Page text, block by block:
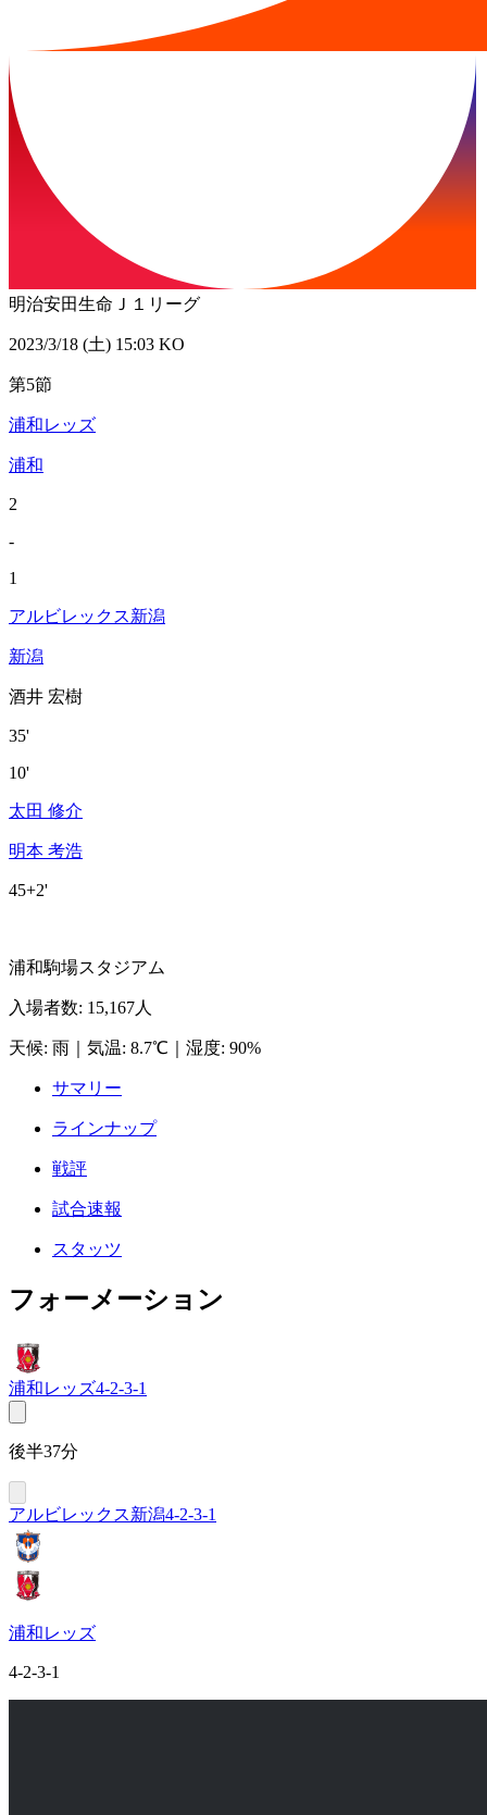
明治安田生命Ｊ１リーグ
2023/3/18 (土) 15:03 KO
第5節
浦和レッズ
浦和
2
-
1
アルビレックス新潟
新潟
酒井 宏樹
35'
10'
太田 修介
明本 考浩
45+2'
浦和駒場スタジアム
入場者数: 15,167人
天候: 雨 気温: 8.7℃ 湿度: 90%
サマリー
ラインナップ
戦評
試合速報
スタッツ
フォーメーション
浦和レッズ4-2-3-1
後半37分
アルビレックス新潟4-2-3-1
浦和レッズ
4-2-3-1